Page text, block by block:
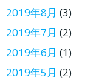
2019年8月 (3)
2019年7月 (2)
2019年6月 (1)
2019年5月 (2)